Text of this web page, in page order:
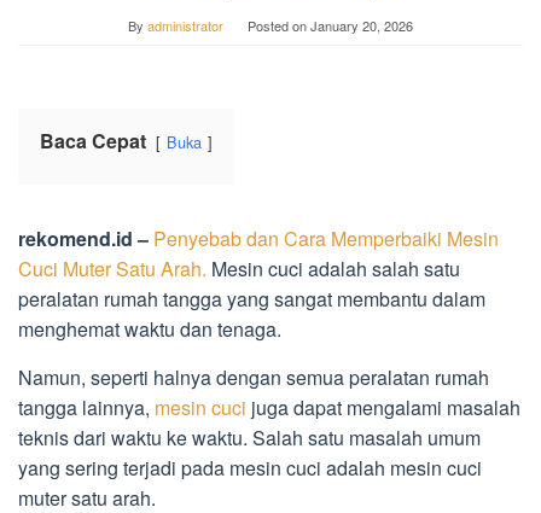
By administrator Posted onJanuary 20, 2026
Baca Cepat Buka
rekomend.id – Penyebab dan Cara Memperbaiki Mesin
Cuci Muter Satu Arah. Mesin cuci adalah salah satu
peralatan rumah tangga yang sangat membantu dalam
menghemat waktu dan tenaga.
Namun, seperti halnya dengan semua peralatan rumah
tangga lainnya, mesin cuci juga dapat mengalami masalah
teknis dari waktu ke waktu. Salah satu masalah umum
yang sering terjadi pada mesin cuci adalah mesin cuci
muter satu arah.